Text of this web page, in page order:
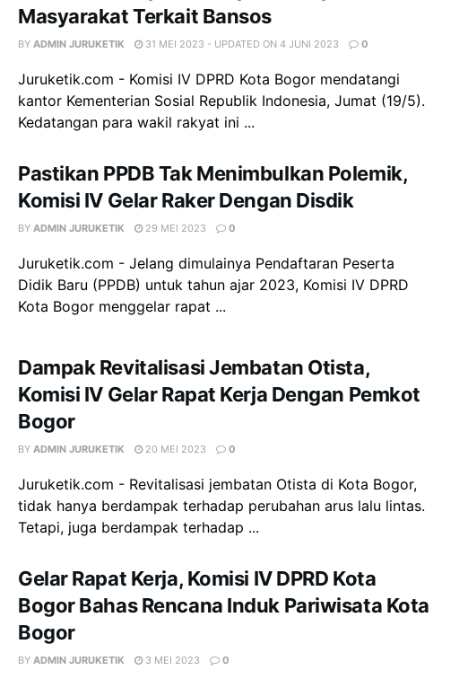
Masyarakat Terkait Bansos
BY ADMIN JURUKETIK 31 MEI 2023 - UPDATED ON 4 JUNI 2023 0
Juruketik.com - Komisi IV DPRD Kota Bogor mendatangi
kantor Kementerian Sosial Republik Indonesia, Jumat (19/5).
Kedatangan para wakil rakyat ini ...
Pastikan PPDB Tak Menimbulkan Polemik,
Komisi IV Gelar Raker Dengan Disdik
BY ADMIN JURUKETIK 29 MEI 2023 0
Juruketik.com - Jelang dimulainya Pendaftaran Peserta
Didik Baru (PPDB) untuk tahun ajar 2023, Komisi IV DPRD
Kota Bogor menggelar rapat ...
Dampak Revitalisasi Jembatan Otista,
Komisi IV Gelar Rapat Kerja Dengan Pemkot
Bogor
BY ADMIN JURUKETIK 20 MEI 2023 0
Juruketik.com - Revitalisasi jembatan Otista di Kota Bogor,
tidak hanya berdampak terhadap perubahan arus lalu lintas.
Tetapi, juga berdampak terhadap ...
Gelar Rapat Kerja, Komisi IV DPRD Kota
Bogor Bahas Rencana Induk Pariwisata Kota
Bogor
BY ADMIN JURUKETIK 3 MEI 2023 0